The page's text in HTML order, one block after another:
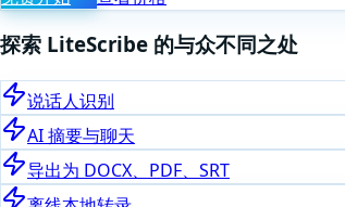
探索 LiteScribe 的与众不同之处
说话人识别
AI 摘要与聊天
导出为 DOCX、PDF、SRT